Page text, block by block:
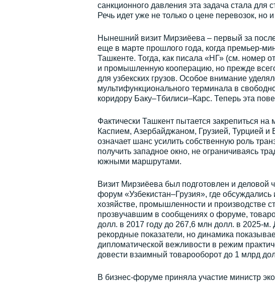
санкционного давления эта задача стала для
Речь идет уже не только о цене перевозок, но
Нынешний визит Мирзиёева – первый за
еще в марте прошлого года, когда премьер-
Ташкенте. Тогда, как писала «НГ» (см. номер
и промышленную кооперацию, но прежде
для узбекских грузов. Особое внимание
мультифункционального терминала в
коридору Баку–Тбилиси–Карс. Теперь эта
Фактически Ташкент пытается закрепиться
Каспием, Азербайджаном, Грузией, Турцией
означает шанс усилить собственную роль
получить западное окно, не ограничиваясь
южными маршрутами.
Визит Мирзиёева был подготовлен и деловой
форум «Узбекистан–Грузия», где
хозяйстве, промышленности и производстве
прозвучавшим в сообщениях о форуме,
долл. в 2017 году до 267,6 млн долл. в 2025-м.
рекордные показатели, но динамика
дипломатической вежливости в режим
довести взаимный товарооборот до 1 млрд
В бизнес-форуме приняла участие министр